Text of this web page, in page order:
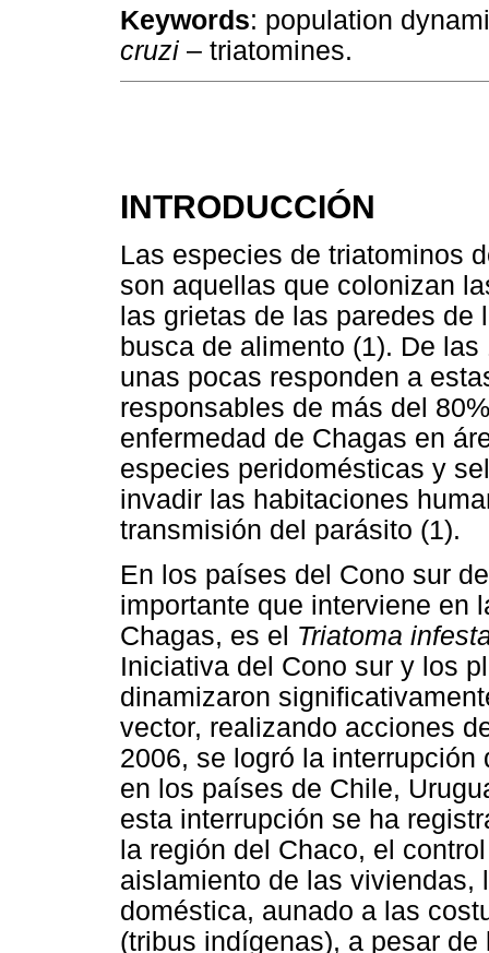
Keywords: population
cruzi – triatomines.
INTRODUCCIÓN
Las especies de triatominos
son aquellas que colonizan
las grietas de las paredes
busca de alimento (1). De
unas pocas responden a
responsables de más del
enfermedad de Chagas en
especies peridomésticas y
invadir las habitaciones
transmisión del parásito (1).
En los países del Cono sur
importante que interviene en
Chagas, es el Triatoma
Iniciativa del Cono sur y los
dinamizaron
vector, realizando acciones
2006, se logró la
en los países de Chile,
esta interrupción se ha
la región del Chaco, el
aislamiento de las viviendas,
doméstica, aunado a las
(tribus indígenas), a pesar